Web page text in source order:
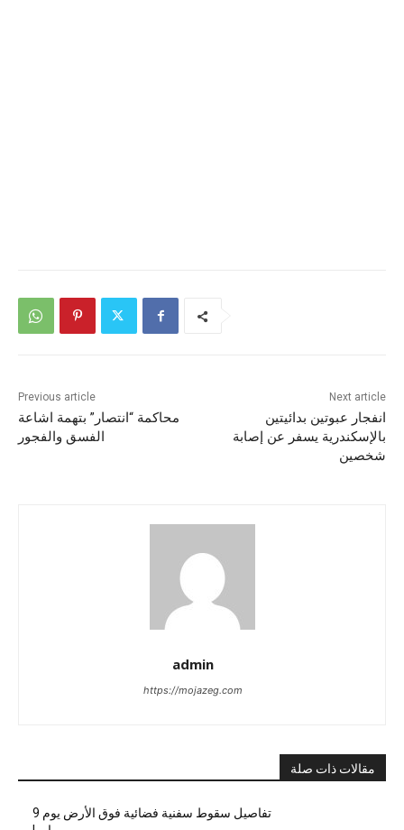
Previous article
محاكمة “انتصار” بتهمة اشاعة
الفسق والفجور
Next article
انفجار عبوتين بدائيتين
بالإسكندرية يسفر عن إصابة
شخصين
admin
https://mojazeg.com
مقالات ذات صلة
تفاصيل سقوط سفنية فضائية فوق الأرض يوم 9